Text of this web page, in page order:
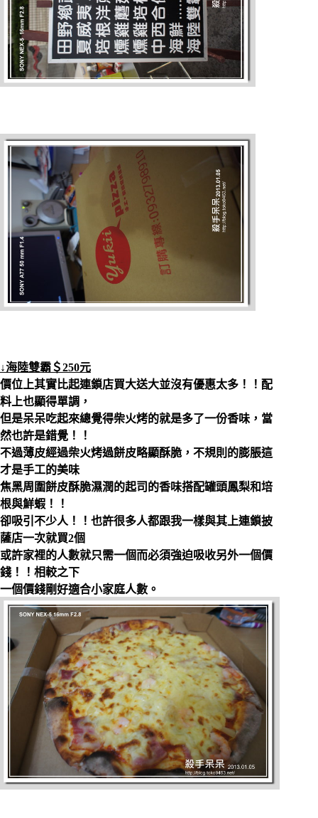
↓海陸雙霸＄250元
價位上其實比起連鎖店買大送大並沒有優惠太多！！配
料上也顯得單調，
但是呆呆吃起來總覺得柴火烤的就是多了一份香味，當
然也許是錯覺！！
不過薄皮經過柴火烤過餅皮略顯酥脆，不規則的膨脹這
才是手工的美味
焦黑周圍餅皮酥脆濕潤的起司的香味搭配罐頭鳳梨和培
根與鮮蝦！！
卻吸引不少人！！也許很多人都跟我一樣與其上連鎖披
薩店一次就買2個
或許家裡的人數就只需一個而必須強迫吸收另外一個價
錢！！相較之下
一個價錢剛好適合小家庭人數。